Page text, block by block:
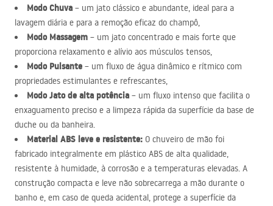
Modo Chuva – um jato clássico e abundante, ideal para a
lavagem diária e para a remoção eficaz do champô,
Modo Massagem – um jato concentrado e mais forte que
proporciona relaxamento e alívio aos músculos tensos,
Modo Pulsante – um fluxo de água dinâmico e rítmico com
propriedades estimulantes e refrescantes,
Modo Jato de alta potência – um fluxo intenso que facilita o
enxaguamento preciso e a limpeza rápida da superfície da base de
duche ou da banheira.
Material ABS leve e resistente: O chuveiro de mão foi
fabricado integralmente em plástico ABS de alta qualidade,
resistente à humidade, à corrosão e a temperaturas elevadas. A
construção compacta e leve não sobrecarrega a mão durante o
banho e, em caso de queda acidental, protege a superfície da